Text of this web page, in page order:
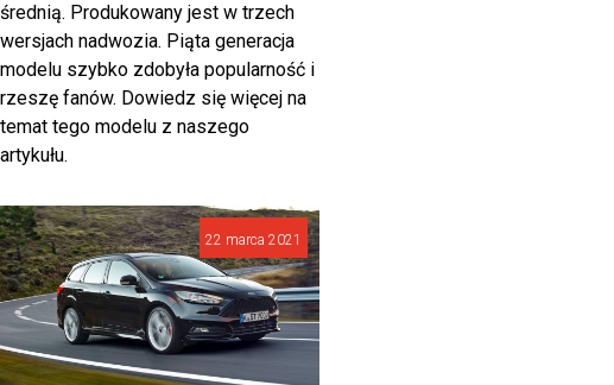
średnią. Produkowany jest w trzech
wersjach nadwozia. Piąta generacja
modelu szybko zdobyła popularność i
rzeszę fanów. Dowiedz się więcej na
temat tego modelu z naszego
artykułu.
22 marca 2021